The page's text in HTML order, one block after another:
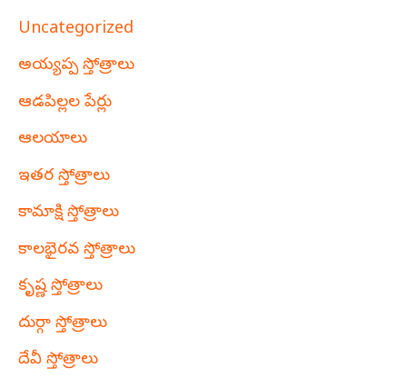
Uncategorized
అయ్యప్ప స్తోత్రాలు
ఆడపిల్లల పేర్లు
ఆలయాలు
ఇతర స్తోత్రాలు
కామాక్షి స్తోత్రాలు
కాలభైరవ స్తోత్రాలు
కృష్ణ స్తోత్రాలు
దుర్గా స్తోత్రాలు
దేవీ స్తోత్రాలు